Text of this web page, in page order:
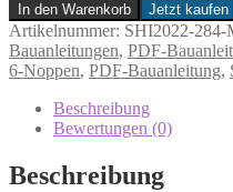
DB
BR
601
“VT11.5”
Zugset
Menge
In den Warenkorb Jetzt kaufen
Artikelnummer: SHI2022-284-
Bauanleitungen, PDF-
6-Noppen, PDF-Bauanleitung,
Beschreibung
Bewertungen (0)
Beschreibung